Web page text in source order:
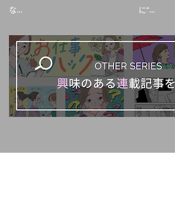
な...
に“...